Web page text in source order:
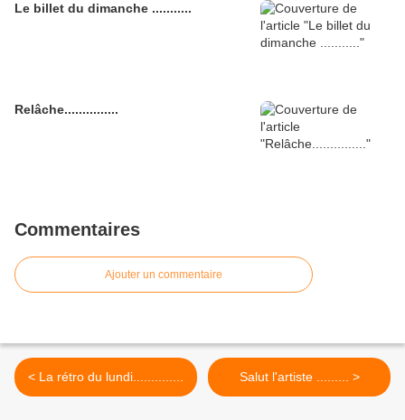
Le billet du dimanche ...........
Relâche...............
Commentaires
Ajouter un commentaire
< La rétro du lundi.............. Salut l'artiste ......... >